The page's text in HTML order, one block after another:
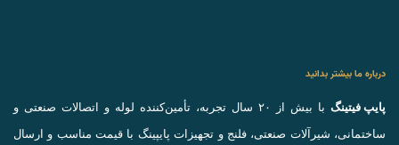
درباره ما بیشتر بدانید
پایپ فیتینگ
با بیش از ۲۰ سال تجربه، تأمین‌کننده لوله و اتصالات صنعتی و
ساختمانی، شیرآلات صنعتی، فلنج و تجهیزات پایپینگ با قیمت مناسب و ارسال